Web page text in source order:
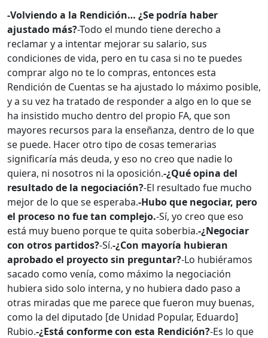
-Volviendo a la Rendición… ¿Se podría haber
ajustado más?-Todo el mundo tiene derecho a
reclamar y a intentar mejorar su salario, sus
condiciones de vida, pero en tu casa si no te puedes
comprar algo no te lo compras, entonces esta
Rendición de Cuentas se ha ajustado lo máximo posible,
y a su vez ha tratado de responder a algo en lo que se
ha insistido mucho dentro del propio FA, que son
mayores recursos para la enseñanza, dentro de lo que
se puede. Hacer otro tipo de cosas temerarias
significaría más deuda, y eso no creo que nadie lo
quiera, ni nosotros ni la oposición.-¿Qué opina del
resultado de la negociación?-El resultado fue mucho
mejor de lo que se esperaba.-Hubo que negociar, pero
el proceso no fue tan complejo.-Sí, yo creo que eso
está muy bueno porque te quita soberbia.-¿Negociar
con otros partidos?-Sí.-¿Con mayoría hubieran
aprobado el proyecto sin preguntar?-Lo hubiéramos
sacado como venía, como máximo la negociación
hubiera sido solo interna, y no hubiera dado paso a
otras miradas que me parece que fueron muy buenas,
como la del diputado [de Unidad Popular, Eduardo]
Rubio.-¿Está conforme con esta Rendición?-Es lo que